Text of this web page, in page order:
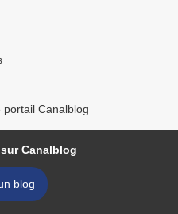
Canalblog
Canalblog
blog